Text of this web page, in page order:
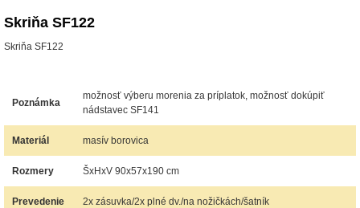
Skriňa SF122
Skriňa SF122
Poznámka
možnosť výberu morenia za príplatok, možnosť dokúpiť
nádstavec SF141
Materiál masív borovica
Rozmery ŠxHxV 90x57x190 cm
Prevedenie 2x zásuvka/2x plné dv./na nožičkách/šatník